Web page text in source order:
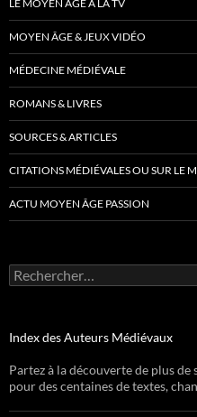
LE MOYEN ÂGE À LA TV
MOYEN ÂGE & JEUX VIDÉO
MÉDECINE MÉDIÉVALE
ROMANS & LIVRES
SOURCES & ARTICLES
CITATIONS MÉDIÉVALES OU SUR LE
ACTU MOYEN ÂGE PASSION
Rechercher :
Index des Auteurs Médiévaux
Partez à la découverte de plus
pour des centaines de textes,